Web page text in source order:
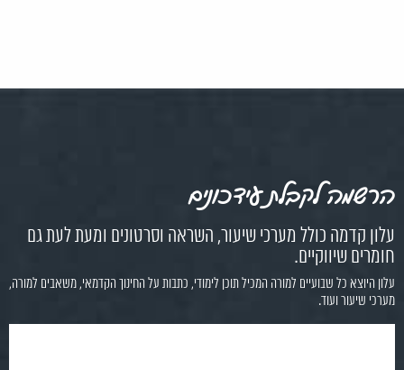
הרשמה לקבלת עידכונים
עלון קדמה כולל מערכי שיעור, השראה וסרטונים ומעת לעת גם
חומרים שיווקיים.
עלון היוצא כל שבועיים למורה המכיל תוכן לימודי, כתבות על החינוך הקדמאי, משאבים למורה,
מערכי שיעור ועוד.